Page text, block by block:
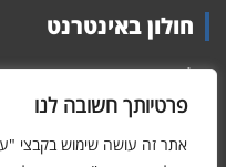
פרטיותך חשובה לנו
חולון באינטרנט
חולוןבאינטרנט – האתר שמביא
חולון. במה פתוחה לקול תושבי
ופרוייקטים חדשים בעיר, חיי
הנעשה בעיר. אתם מוזמנים